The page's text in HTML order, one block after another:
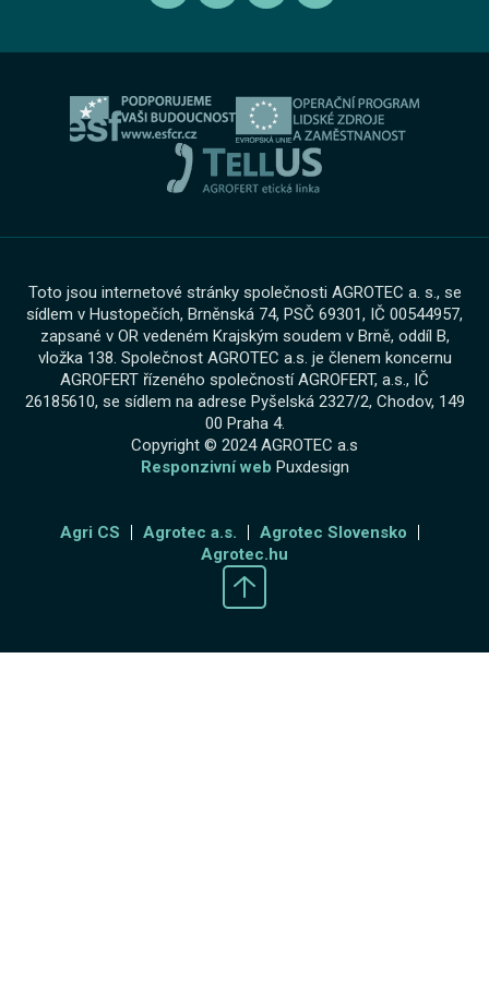
Autorizovaný servis Volkswagen Užitkové vozy
Servis AGROTEC Group
Zimní servisní akce
Cookies
Toto jsou internetové stránky společnosti AGROTEC a. s., se
sídlem v Hustopečích, Brněnská 74, PSČ 69301, IČ 00544957,
zapsané v OR vedeném Krajským soudem v Brně, oddíl B,
vložka 138. Společnost AGROTEC a.s. je členem koncernu
AGROFERT řízeného společností AGROFERT, a.s., IČ
26185610, se sídlem na adrese Pyšelská 2327/2, Chodov, 149
00 Praha 4.
Copyright © 2024 AGROTEC a.s
Responzivní web Puxdesign
Agri CS Agrotec a.s.
Agrotec Slovensko
Agrotec.hu